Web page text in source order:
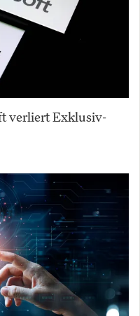
verliert Exklusiv-